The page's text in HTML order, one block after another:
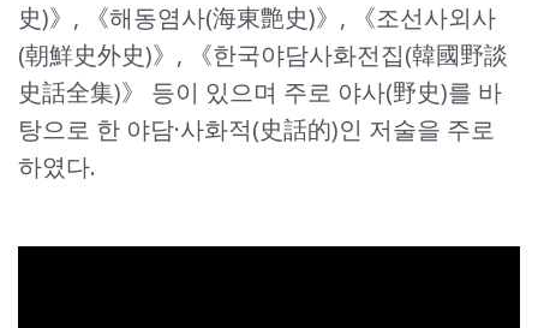
史)》, 《해동염사(海東艶史)》, 《조선사외사
(朝鮮史外史)》, 《한국야담사화전집(韓國野談
史話全集)》 등이 있으며 주로 야사(野史)를 바
탕으로 한 야담·사화적(史話的)인 저술을 주로
하였다.